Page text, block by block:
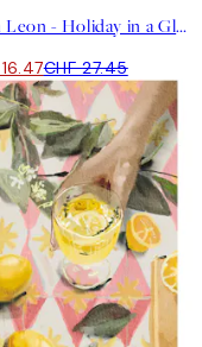
Maarten Leon - Holiday in a Glass No2 Poster
CHF 27.45